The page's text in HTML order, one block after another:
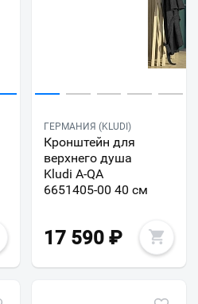
ГЕРМАНИЯ (KLUDI)
Кронштейн для
верхнего душа
Kludi A-QA
6651405-00 40 см
17 590 ₽